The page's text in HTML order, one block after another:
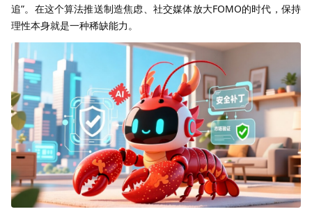
追”。在这个算法推送制造焦虑、社交媒体放大FOMO的时代，保持
理性本身就是一种稀缺能力。